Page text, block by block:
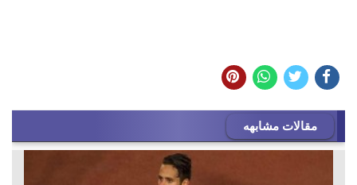
مقالات مشابهه